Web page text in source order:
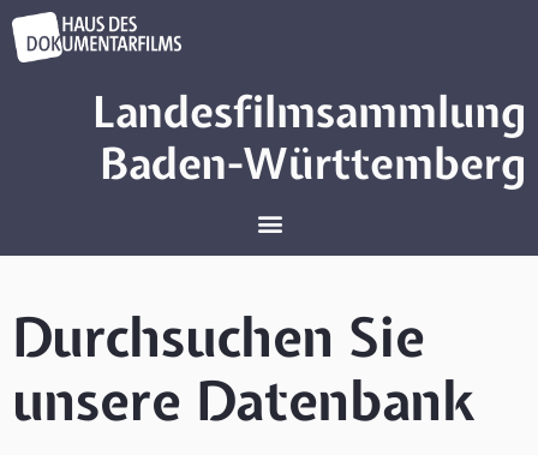
Landesfilmsammlung
Baden-Württemberg
Durchsuchen Sie
unsere Datenbank